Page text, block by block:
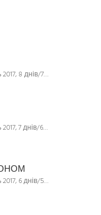
8 днів/7…
7 днів/6…
6 днів/5…